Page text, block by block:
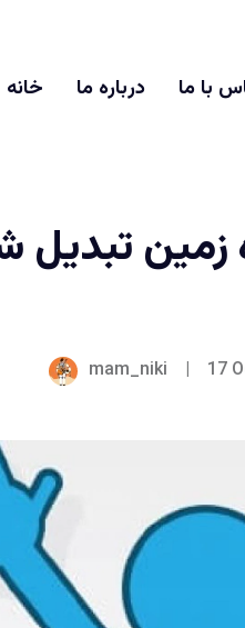
خانه درباره ما با ما
زمین تبدیل
mam_niki | 17